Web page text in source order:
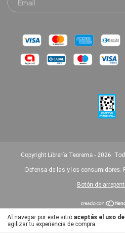
Al navegar por este sitio aceptás el uso
agilizar tu experiencia de compra.
Copyright Librería Teorema - 2026.
Defensa de las y los consumidores.
Botón de